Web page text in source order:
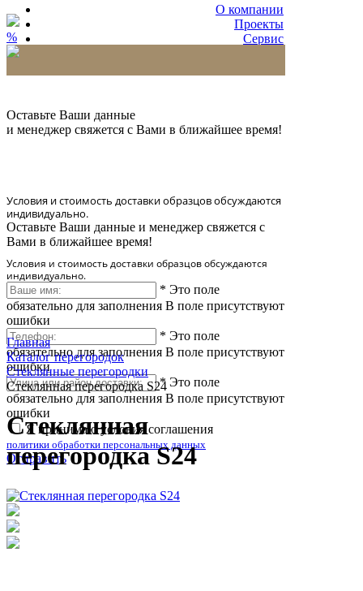
О компании
Проекты
Сервис
%
Оставьте Ваши данные
и менеджер свяжется с Вами в ближайшее время!
Условия и стоимость доставки образцов обсуждаются
индивидуально.
Оставьте Ваши данные и менеджер свяжется с
Вами в ближайшее время!
Условия и стоимость доставки образцов обсуждаются
индивидуально.
* Это поле
обязательно для заполнения В поле присутствуют
ошибки
* Это поле
обязательно для заполнения В поле присутствуют
ошибки
* Это поле
обязательно для заполнения В поле присутствуют
ошибки
Я принимаю условия соглашения
политики обработки персональных данных
Отправить
Главная
Каталог перегородок
Стеклянные перегородки
Стеклянная перегородка S24
Стеклянная
перегородка S24